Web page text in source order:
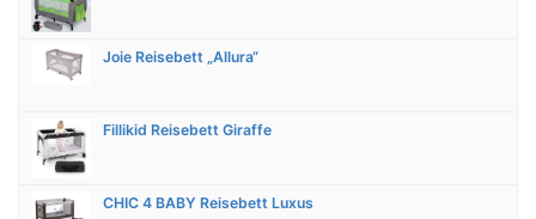
Joie Reisebett „Allura“
Fillikid Reisebett Giraffe
CHIC 4 BABY Reisebett Luxus